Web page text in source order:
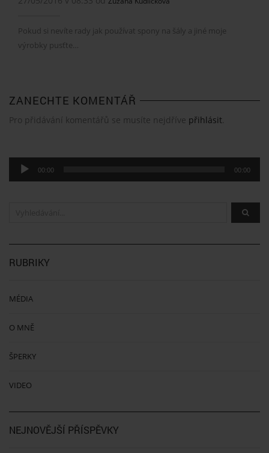
Pokud si nevíte rady jak používat spony na šály a jiné moje
výrobky pusťte…
ZANECHTE KOMENTÁŘ
Pro přidávání komentářů se musíte nejdříve přihlásit
Audio
přehrávač
00:00 00:00
RUBRIKY
MÉDIA
O MNĚ
ŠPERKY
VIDEO
NEJNOVĚJŠÍ PŘÍSPĚVKY